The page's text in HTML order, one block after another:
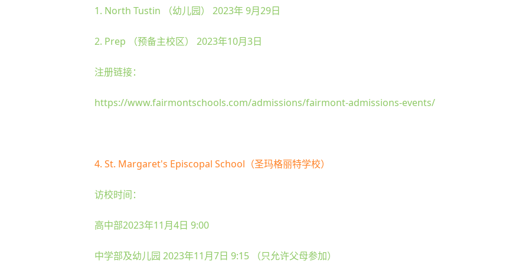
1. North Tustin （幼儿园） 2023年 9月29日
2. Prep （预备主校区） 2023年10月3日
注册链接：
https://www.fairmontschools.com/admissions/fairmont-admissions-events/
4. St. Margaret's Episcopal School（圣玛格丽特学校）
访校时间：
高中部2023年11月4日 9:00
中学部及幼儿园 2023年11月7日 9:15 （只允许父母参加）